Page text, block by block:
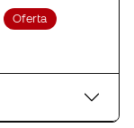
Oferta